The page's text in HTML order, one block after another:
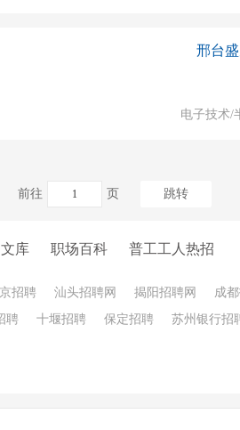
邢台
电子技术/
前往 页 跳转
库 职场百科 普工工人热招
招聘 汕头招聘网 揭阳招聘网 成
聘 十堰招聘 保定招聘 苏州银行招